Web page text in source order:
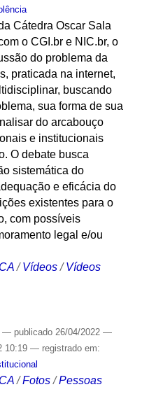
Cátedra Oscar Sala
o CGI.br e NIC.br, o
do problema da
praticada na internet,
buscando
sua forma de sua
do arcabouço
e institucionais
O debate busca
sistemática do
e eficácia do
existentes para o
com possíveis
legal e/ou
/Vídeos /Vídeos
— publicado26/04/2022 —
10:19 — registrado em:
/Fotos /Pessoas